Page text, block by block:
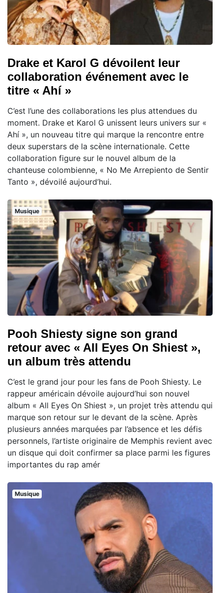
Drake et Karol G dévoilent leur
collaboration événement avec le
titre « Ahí »
C’est l’une des collaborations les plus attendues du
moment. Drake et Karol G unissent leurs univers sur «
Ahí », un nouveau titre qui marque la rencontre entre
deux superstars de la scène internationale. Cette
collaboration figure sur le nouvel album de la
chanteuse colombienne, « No Me Arrepiento de Sentir
Tanto », dévoilé aujourd’hui.
Musique
Pooh Shiesty signe son grand
retour avec « All Eyes On Shiest »,
un album très attendu
C’est le grand jour pour les fans de Pooh Shiesty. Le
rappeur américain dévoile aujourd’hui son nouvel
album « All Eyes On Shiest », un projet très attendu qui
marque son retour sur le devant de la scène. Après
plusieurs années marquées par l’absence et les défis
personnels, l’artiste originaire de Memphis revient avec
un disque qui doit confirmer sa place parmi les figures
importantes du rap amér
Musique